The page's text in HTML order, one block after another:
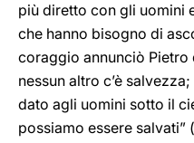
più diretto con gli uomini
che hanno bisogno di
coraggio annunciò Pietro
nessun altro c’è
dato agli uomini sotto il
possiamo essere salvati” (